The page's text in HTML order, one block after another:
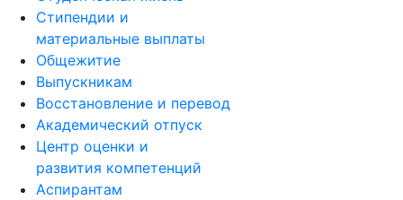
Стипендии и
материальные выплаты
Общежитие
Выпускникам
Восстановление и перевод
Академический отпуск
Центр оценки и
развития компетенций
Аспирантам